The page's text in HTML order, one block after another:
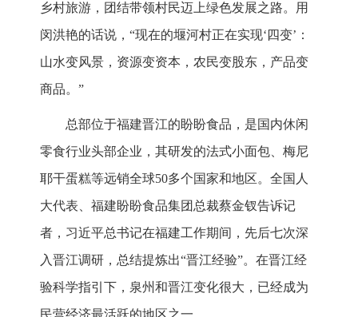
乡村旅游，团结带领村民迈上绿色发展之路。用
闵洪艳的话说，“现在的堰河村正在实现‘四变’：
山水变风景，资源变资本，农民变股东，产品变
商品。”
总部位于福建晋江的盼盼食品，是国内休闲
零食行业头部企业，其研发的法式小面包、梅尼
耶干蛋糕等远销全球50多个国家和地区。全国人
大代表、福建盼盼食品集团总裁蔡金钗告诉记
者，习近平总书记在福建工作期间，先后七次深
入晋江调研，总结提炼出“晋江经验”。在晋江经
验科学指引下，泉州和晋江变化很大，已经成为
民营经济最活跃的地区之一。